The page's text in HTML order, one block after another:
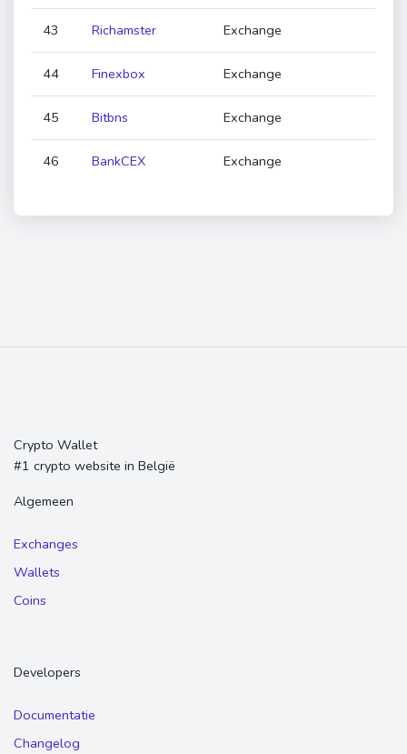
43 Richamster Exchange
44 Finexbox Exchange
45 Bitbns Exchange
46 BankCEX Exchange
Crypto Wallet
#1 crypto website in België
Algemeen
Exchanges
Wallets
Coins
Developers
Documentatie
Changelog